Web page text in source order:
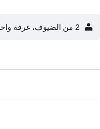
2 من الضيوف، غرفة واحدة